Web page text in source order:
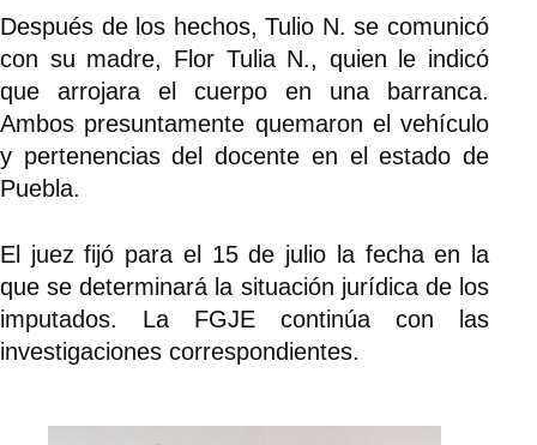
Después de los hechos, Tulio N. se comunicó
con su madre, Flor Tulia N., quien le indicó
que arrojara el cuerpo en una barranca.
Ambos presuntamente quemaron el vehículo
y pertenencias del docente en el estado de
Puebla.
El juez fijó para el 15 de julio la fecha en la
que se determinará la situación jurídica de los
imputados. La FGJE continúa con las
investigaciones correspondientes.